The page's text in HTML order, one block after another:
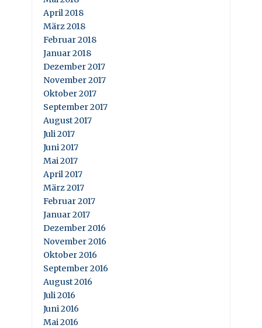
April 2018
März 2018
Februar 2018
Januar 2018
Dezember 2017
November 2017
Oktober 2017
September 2017
August 2017
Juli 2017
Juni 2017
Mai 2017
April 2017
März 2017
Februar 2017
Januar 2017
Dezember 2016
November 2016
Oktober 2016
September 2016
August 2016
Juli 2016
Juni 2016
Mai 2016